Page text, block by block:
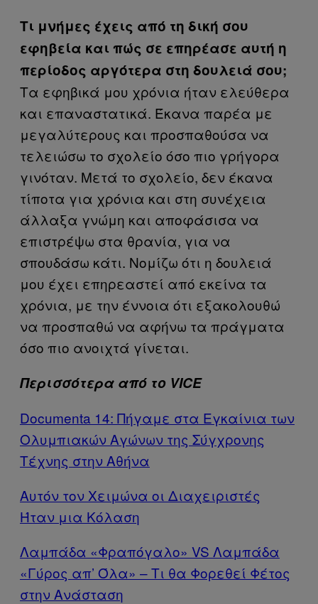
Τι μνήμες έχεις από τη δική σου
εφηβεία και πώς σε επηρέασε αυτή η
περίοδος αργότερα στη δουλειά σου;
Τα εφηβικά μου χρόνια ήταν ελεύθερα
και επαναστατικά. Έκανα παρέα με
μεγαλύτερους και προσπαθούσα να
τελειώσω το σχολείο όσο πιο γρήγορα
γινόταν. Μετά το σχολείο, δεν έκανα
τίποτα για χρόνια και στη συνέχεια
άλλαξα γνώμη και αποφάσισα να
επιστρέψω στα θρανία, για να
σπουδάσω κάτι. Νομίζω ότι η δουλειά
μου έχει επηρεαστεί από εκείνα τα
χρόνια, με την έννοια ότι εξακολουθώ
να προσπαθώ να αφήνω τα πράγματα
όσο πιο ανοιχτά γίνεται.
Περισσότερα από το VICE
Documenta 14: Πήγαμε στα Εγκαίνια των
Ολυμπιακών Αγώνων της Σύγχρονης
Τέχνης στην Αθήνα
Αυτόν τον Χειμώνα οι Διαχειριστές
Ήταν μια Κόλαση
Λαμπάδα «Φραπόγαλο» VS Λαμπάδα
«Γύρος απ’ Όλα» – Τι θα Φορεθεί Φέτος
στην Ανάσταση